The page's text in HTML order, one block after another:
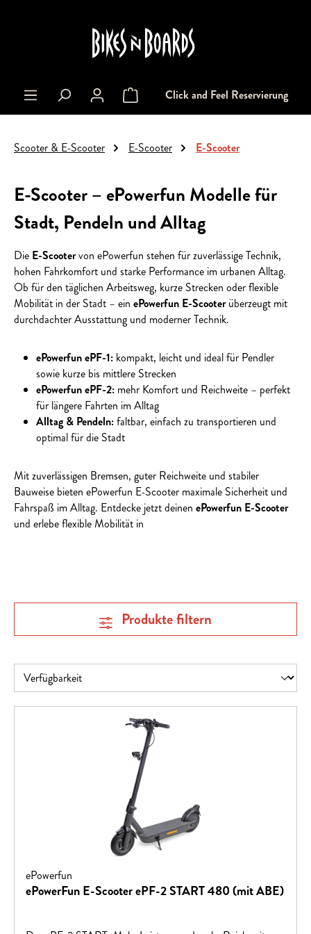
Warenkorb enthält 0 Positionen. Der
Click and Feel Reservierung
Scooter & E-Scooter E-Scooter E-Scooter
E-Scooter – ePowerfun Modelle für
Stadt, Pendeln und Alltag
Die E-Scootervon ePowerfun stehen für zuverlässige Technik,
hohen Fahrkomfort und starke Performance im urbanen Alltag.
Ob für den täglichen Arbeitsweg, kurze Strecken oder flexible
Mobilität in der Stadt – ein ePowerfun E-Scooterüberzeugt mit
durchdachter Ausstattung und moderner Technik.
ePowerfun ePF-1: kompakt, leicht und ideal für Pendler
sowie kurze bis mittlere Strecken
ePowerfun ePF-2: mehr Komfort und Reichweite – perfekt
für längere Fahrten im Alltag
Alltag & Pendeln:faltbar, einfach zu transportieren und
optimal für die Stadt
Mit zuverlässigen Bremsen, guter Reichweite und stabiler
Bauweise bieten ePowerfun E-Scooter maximale Sicherheit und
Fahrspaß im Alltag. Entdecke jetzt deinen ePowerfun E-Scooter
und erlebe flexible Mobilität in
Produkte filtern
ePowerfun
ePowerFun E-Scooter ePF-2 START 480 (mit ABE)